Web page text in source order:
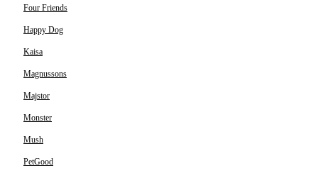
Four Friends
Happy Dog
Kaisa
Magnussons
Majstor
Monster
Mush
PetGood